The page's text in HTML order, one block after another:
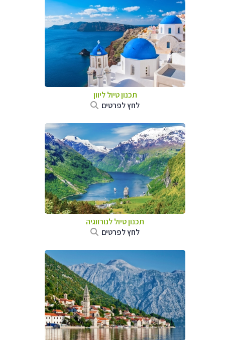
תכנון טיול ליוון
לחץ לפרטים
תכנון טיול לנורווגיה
לחץ לפרטים